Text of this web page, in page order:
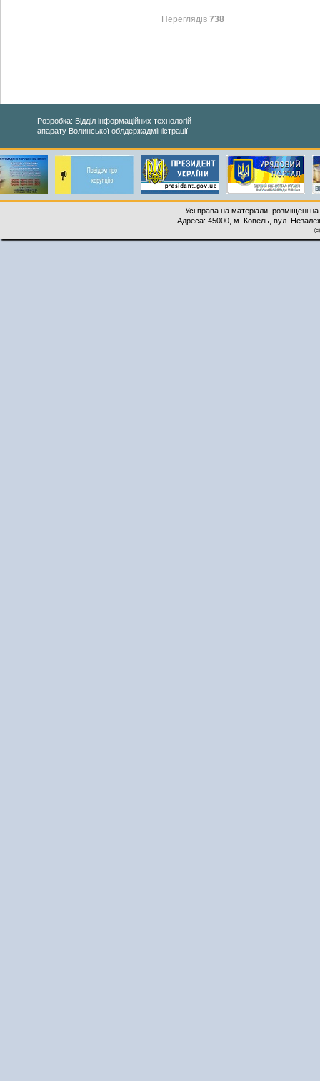
Переглядів 738
Розробка: Відділ інформаційних технологій
апарату Волинської облдержадміністрації
Усі права на матеріали, розміщені
Адреса: 45000, м. Ковель, вул.